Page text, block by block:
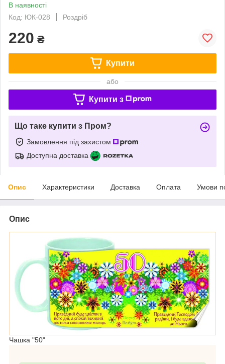
В наявності
Код: ЮК-028
Роздріб
220 ₴
Купити
або
Купити з
Що таке купити з Пром?
Замовлення під захистом
Доступна доставка
Опис Характеристики Доставка Оплата Умови
Опис
Чашка "50"